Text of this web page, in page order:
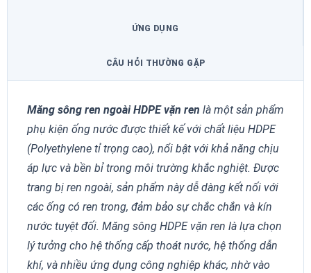
ỨNG DỤNG
CÂU HỎI THƯỜNG GẶP
Măng sông ren ngoài HDPE vặn ren là một sản phẩm
phụ kiện ống nước được thiết kế với chất liệu HDPE
(Polyethylene tỉ trọng cao), nổi bật với khả năng chịu
áp lực và bền bỉ trong môi trường khắc nghiệt. Được
trang bị ren ngoài, sản phẩm này dễ dàng kết nối với
các ống có ren trong, đảm bảo sự chắc chắn và kín
nước tuyệt đối. Măng sông HDPE vặn ren là lựa chọn
lý tưởng cho hệ thống cấp thoát nước, hệ thống dẫn
khí, và nhiều ứng dụng công nghiệp khác, nhờ vào